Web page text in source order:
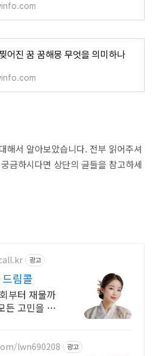
어진 꿈 꿈해몽 무엇을 의미하나
해서 알아보았습니다. 전부 읽어주셔
금하시다면 상단의 글들을 참고하세
광고
림콜
부터 재물까
든 고민을 해
lwn690208 광고